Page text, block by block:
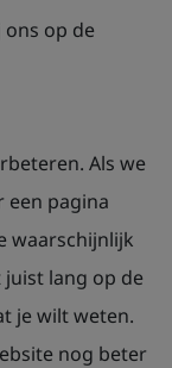
op de
Als we
een pagina
waarschijnlijk
lang op de
je wilt weten.
nog beter